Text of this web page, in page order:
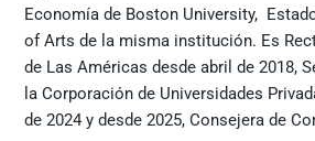
Economía de Boston University,
of Arts de la misma institución. Es
de Las Américas desde abril de 2018,
la Corporación de Universidades
de 2024 y desde 2025, Consejera de